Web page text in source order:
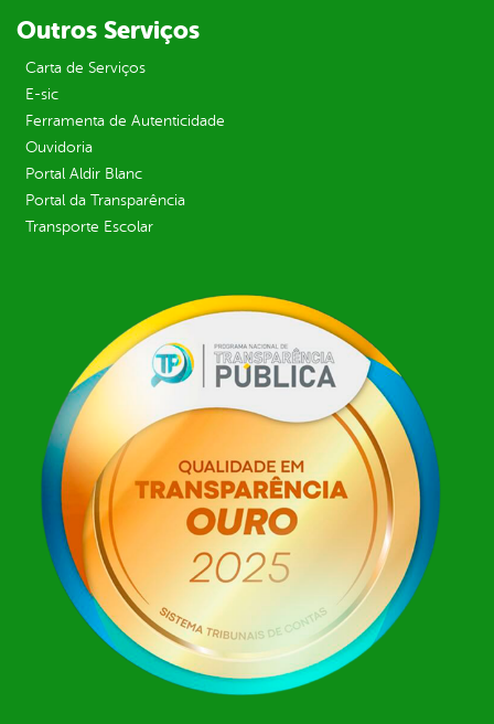
Outros Serviços
Carta de Serviços
E-sic
Ferramenta de Autenticidade
Ouvidoria
Portal Aldir Blanc
Portal da Transparência
Transporte Escolar